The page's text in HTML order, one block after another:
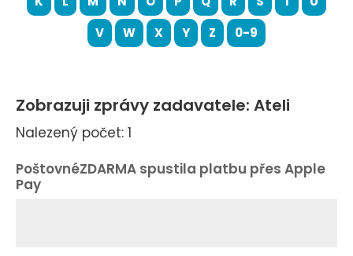
V
W X Y Z 0-9
Zobrazuji zprávy zadavatele: Ateli
Nalezený počet: 1
PoštovnéZDARMA spustila platbu přes Apple
Pay